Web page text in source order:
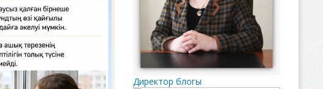
Директор блогы